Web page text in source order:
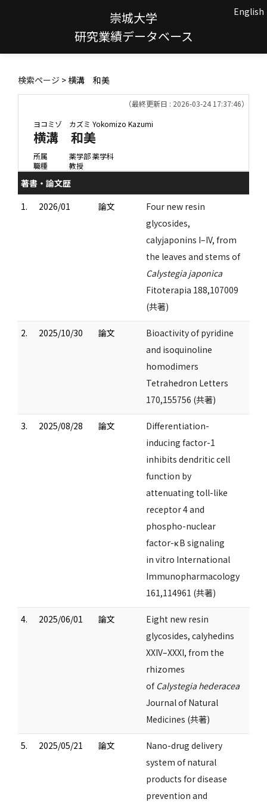
崇城大学
研究業績データベース
English
検索ページ > 横溝 和美
（最終更新日 : 2026-03-24 17:37:46）
ヨコミゾ カズミ Yokomizo Kazumi
横溝 和美
所属
薬学部 薬学科
職種
教授
著書・論文歴
1.
2026/01 論文
Four new resin
glycosides,
calyjaponins I–IV, from
the leaves and stems of
Calystegia japonica
Fitoterapia 188,107009
(共著)
2. 2025/10/30 論文
Bioactivity of pyridine
and isoquinoline
homodimers
Tetrahedron Letters
170,155756 (共著)
3. 2025/08/28 論文
Differentiation-
inducing factor-1
inhibits dendritic cell
function by
attenuating toll-like
receptor 4 and
phospho-nuclear
factor-κB signaling
in vitro International
Immunopharmacology
161,114961 (共著)
4. 2025/06/01 論文
Eight new resin
glycosides, calyhedins
XXIV–XXXI, from the
rhizomes
ofCalystegia hederacea
Journal of Natural
Medicines (共著)
5. 2025/05/21 論文
Nano-drug delivery
system of natural
products for disease
prevention and